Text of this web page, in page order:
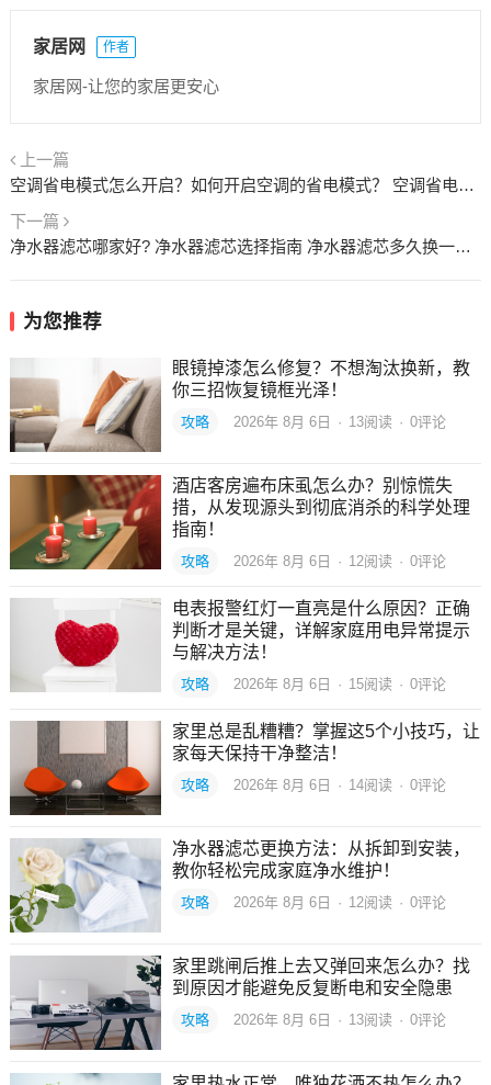
家居网 作者
家居网-让您的家居更安心
上一篇
空调省电模式怎么开启？如何开启空调的省电模式？ 空调省电模式怎么设置
下一篇
净水器滤芯哪家好? 净水器滤芯选择指南 净水器滤芯多久换一次最好
为您推荐
眼镜掉漆怎么修复？不想淘汰换新，教
你三招恢复镜框光泽！
攻略 2026年 8月 6日 · 13阅读 · 0评论
酒店客房遍布床虱怎么办？别惊慌失
措，从发现源头到彻底消杀的科学处理
指南！
攻略 2026年 8月 6日 · 12阅读 · 0评论
电表报警红灯一直亮是什么原因？正确
判断才是关键，详解家庭用电异常提示
与解决方法！
攻略 2026年 8月 6日 · 15阅读 · 0评论
家里总是乱糟糟？掌握这5个小技巧，让
家每天保持干净整洁！
攻略 2026年 8月 6日 · 14阅读 · 0评论
净水器滤芯更换方法：从拆卸到安装，
教你轻松完成家庭净水维护！
攻略 2026年 8月 6日 · 12阅读 · 0评论
家里跳闸后推上去又弹回来怎么办？找
到原因才能避免反复断电和安全隐患
攻略 2026年 8月 6日 · 13阅读 · 0评论